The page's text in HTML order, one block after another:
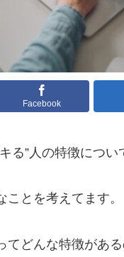
Facebook
る”人の特徴につい
とを考えてます。
てどんな特徴がある